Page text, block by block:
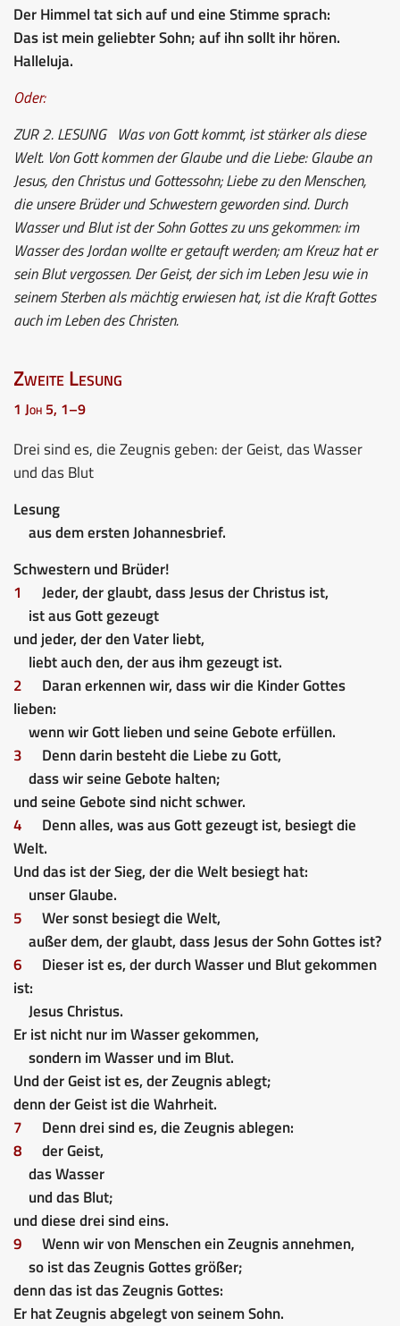
Der Himmel tat sich auf und eine Stimme sprach:
Das ist mein geliebter Sohn; auf ihn sollt ihr hören.
Halleluja.
Oder:
ZUR 2. LESUNGWas von Gott kommt, ist stärker als diese
Welt. Von Gott kommen der Glaube und die Liebe: Glaube an
Jesus, den Christus und Gottessohn; Liebe zu den Menschen,
die unsere Brüder und Schwestern geworden sind. Durch
Wasser und Blut ist der Sohn Gottes zu uns gekommen: im
Wasser des Jordan wollte er getauft werden; am Kreuz hat er
sein Blut vergossen. Der Geist, der sich im Leben Jesu wie in
seinem Sterben als mächtig erwiesen hat, ist die Kraft Gottes
auch im Leben des Christen.
Zweite Lesung
1 Joh 5, 1–9
Drei sind es, die Zeugnis geben: der Geist, das Wasser
und das Blut
Lesung
aus dem ersten Johannesbrief.
Schwestern und Brüder!
1
Jeder, der glaubt, dass Jesus der Christus ist,
ist aus Gott gezeugt
und jeder, der den Vater liebt,
liebt auch den, der aus ihm gezeugt ist.
2
Daran erkennen wir, dass wir die Kinder Gottes
lieben:
wenn wir Gott lieben und seine Gebote erfüllen.
3
Denn darin besteht die Liebe zu Gott,
dass wir seine Gebote halten;
und seine Gebote sind nicht schwer.
4
Denn alles, was aus Gott gezeugt ist, besiegt die
Welt.
Und das ist der Sieg, der die Welt besiegt hat:
unser Glaube.
5
Wer sonst besiegt die Welt,
außer dem, der glaubt, dass Jesus der Sohn Gottes ist?
6
Dieser ist es, der durch Wasser und Blut gekommen
ist:
Jesus Christus.
Er ist nicht nur im Wasser gekommen,
sondern im Wasser und im Blut.
Und der Geist ist es, der Zeugnis ablegt;
denn der Geist ist die Wahrheit.
7
Denn drei sind es, die Zeugnis ablegen:
8
der Geist,
das Wasser
und das Blut;
und diese drei sind eins.
9
Wenn wir von Menschen ein Zeugnis annehmen,
so ist das Zeugnis Gottes größer;
denn das ist das Zeugnis Gottes:
Er hat Zeugnis abgelegt von seinem Sohn.